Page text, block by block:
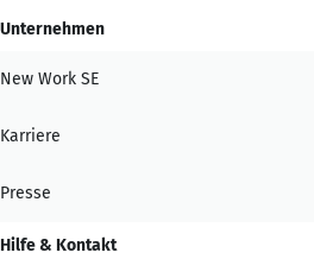
Unternehmen
New Work SE
Karriere
Presse
Hilfe & Kontakt